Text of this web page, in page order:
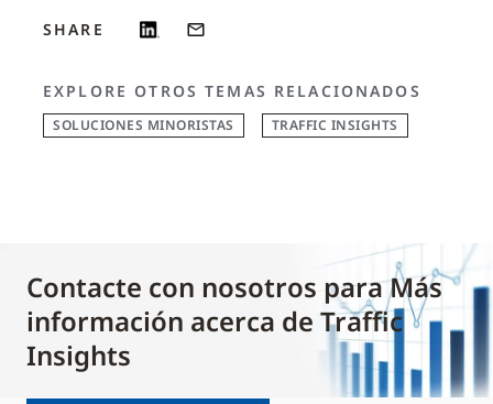
SHARE
EXPLORE OTROS TEMAS RELACIONADOS
SOLUCIONES MINORISTAS TRAFFIC INSIGHTS
Contacte con nosotros para Más
información acerca de Traffic
Insights